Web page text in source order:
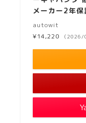
メーカー2年保
autowit
¥14,220
（